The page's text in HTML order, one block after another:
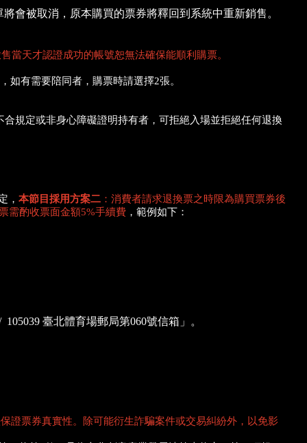
會被取消，原本購買的票券將釋回到系統中重新銷售。
當天才認證成功的帳號恕無法確保能順利購票。
如有需要陪同者，購票時請選擇2張。
規定或非身心障礙證明持有者，可拒絕入場並拒絕任何退換
， 本節目採用方案二 ：消費者請求退換票之時限為購買票券後
需酌收票面金額5%手續費 ，範例如下：
臺北體育場郵局第060號信箱」。
證票券真實性。除可能衍生詐騙案件或交易糾紛外，以免影